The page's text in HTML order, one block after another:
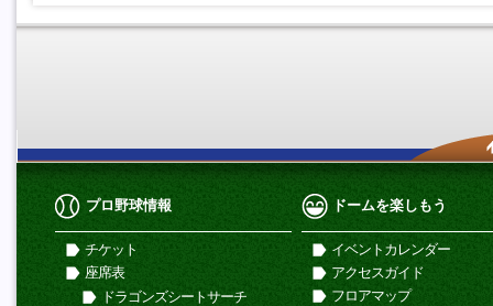
プロ野球情報
チケット
座席表
ドラゴンズシートサーチ
ドームを楽しもう
イベントカレンダー
アクセスガイド
フロアマップ